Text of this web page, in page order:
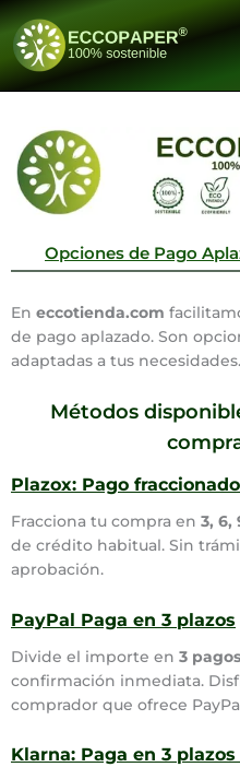
Ir
contenido
Opciones de Pago
En eccotienda.com
de pago aplazado. Son
adaptadas a tus necesidades.
Métodos
Plazox: Pago
Fracciona tu compra en 3, 6,
de crédito habitual. Sin
aprobación.
PayPal Paga en 3 plazos
Divide el importe en 3
confirmación inmediata.
comprador que ofrece
Klarna: Paga en 3